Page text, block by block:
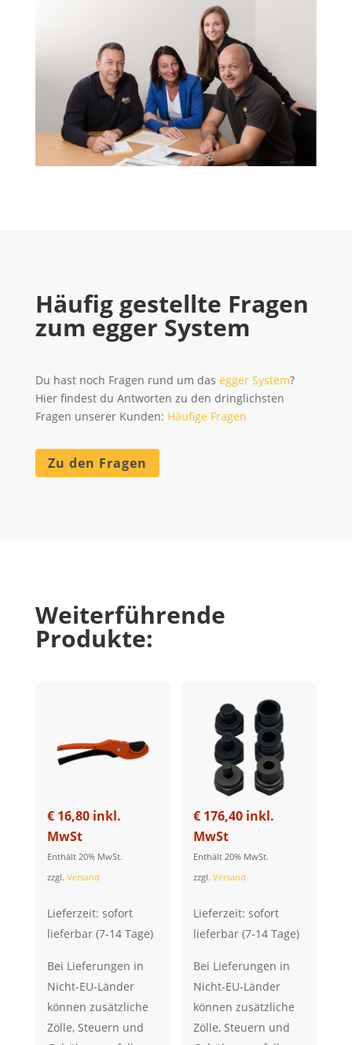
Häufig gestellte Fragen
zum egger System
Du hast noch Fragen rund um das egger System?
Hier findest du Antworten zu den dringlichsten
Fragen unserer Kunden: Häufige Fragen
Zu den Fragen
Weiterführende
Produkte:
€16,80 inkl.
MwSt
Enthält 20% MwSt.
zzgl. Versand
Lieferzeit: sofort
lieferbar (7-14 Tage)
Bei Lieferungen in
Nicht-EU-Länder
können zusätzliche
Zölle, Steuern und
€ 176,40 inkl.
MwSt
Enthält 20% MwSt.
zzgl.Versand
Lieferzeit: sofort
lieferbar (7-14 Tage)
Bei Lieferungen in
Nicht-EU-Länder
können zusätzliche
Zölle, Steuern und